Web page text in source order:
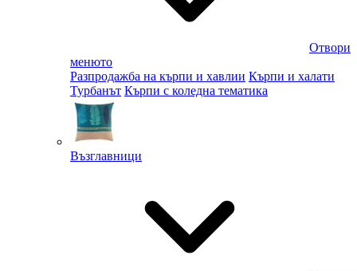
Отвори
менюто
Разпродажба на кърпи и хавлии Кърпи и халати
Турбанът Кърпи с коледна тематика
Възглавници